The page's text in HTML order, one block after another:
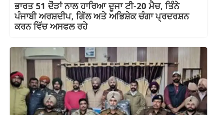
ਭਾਰਤ 51 ਦੌੜਾਂ ਨਾਲ ਹਾਰਿਆ ਦੂਜਾ ਟੀ-20 ਮੈਚ, ਤਿੰਨੇ
ਪੰਜਾਬੀ ਅਰਸ਼ਦੀਪ, ਗਿੱਲ ਅਤੇ ਅਭਿਸ਼ੇਕ ਚੰਗਾ ਪ੍ਰਦਰਸ਼ਨ
ਕਰਨ ਵਿੱਚ ਅਸਫਲ ਰਹੇ